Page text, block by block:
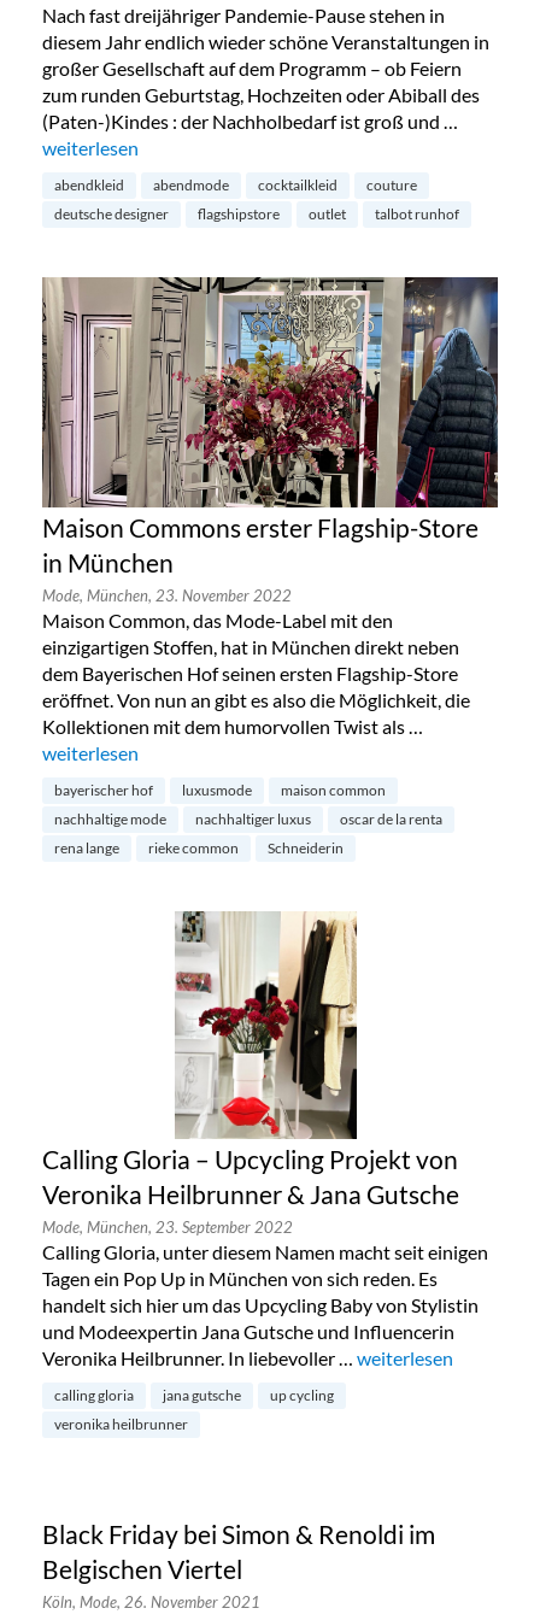
Nach fast dreijähriger Pandemie-Pause stehen in
diesem Jahr endlich wieder schöne Veranstaltungen in
großer Gesellschaft auf dem Programm – ob Feiern
zum runden Geburtstag, Hochzeiten oder Abiball des
(Paten-)Kindes : der Nachholbedarf ist groß und …
„Talbot Runhof Outlet in München“
weiterlesen
abendkleid abendmode cocktailkleid
couture
deutsche designer
flagshipstore outlet talbot runhof
Maison Commons erster Flagship-Store
in München
Mode, München, 23. November 2022
Maison Common, das Mode-Label mit den
einzigartigen Stoffen, hat in München direkt neben
dem Bayerischen Hof seinen ersten Flagship-Store
eröffnet. Von nun an gibt es also die Möglichkeit, die
Kollektionen mit dem humorvollen Twist als …
„Maison Commons erster Flagship-Store in München“
weiterlesen
bayerischer hof luxusmode
maison common
nachhaltige mode
nachhaltiger luxus
oscar de la renta
rena lange
rieke common Schneiderin
Calling Gloria – Upcycling Projekt von
Veronika Heilbrunner & Jana Gutsche
Mode, München, 23. September 2022
Calling Gloria, unter diesem Namen macht seit einigen
Tagen ein Pop Up in München von sich reden. Es
handelt sich hier um das Upcycling Baby von Stylistin
und Modeexpertin Jana Gutsche und Influencerin
Veronika Heilbrunner. In liebevoller … „Calling Gloria –
weiterlesen
calling gloria jana gutsche
up cycling
veronika heilbrunner
Black Friday bei Simon & Renoldi im
Belgischen Viertel
Köln, Mode, 26. November 2021